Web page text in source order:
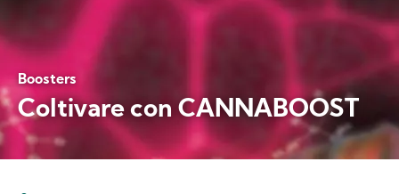
Boosters
Coltivare con CANNABOOST